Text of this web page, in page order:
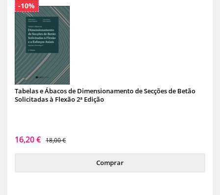
Tabelas e Ábacos de Dimensionamento de Secções de Betão
Solicitadas à Flexão 2ª Edição
16,20 € 18,00 €
Comprar
-10%